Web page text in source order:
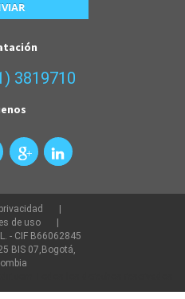
3819710
de uso
- CIF B66062845
BIS 07,Bogotá,